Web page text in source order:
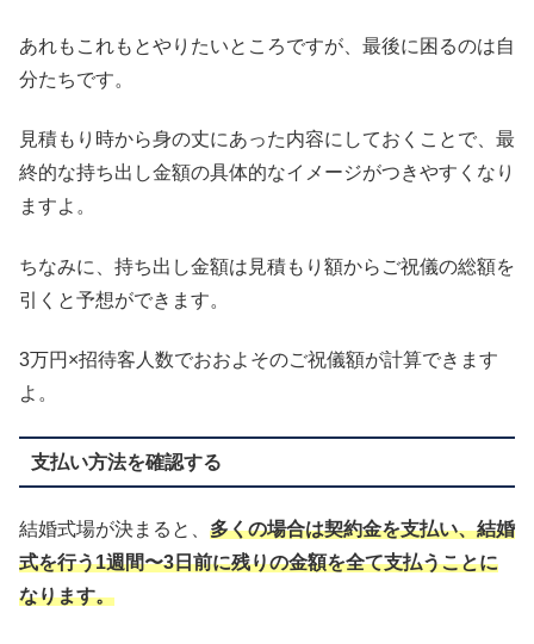
あれもこれもとやりたいところですが、最後に困るのは自
分たちです。
見積もり時から身の丈にあった内容にしておくことで、最
終的な持ち出し金額の具体的なイメージがつきやすくなり
ますよ。
ちなみに、持ち出し金額は見積もり額からご祝儀の総額を
引くと予想ができます。
3万円×招待客人数でおおよそのご祝儀額が計算できます
よ。
支払い方法を確認する
結婚式場が決まると、 多くの場合は契約金を支払い、結婚
式を行う1週間〜3日前に残りの金額を全て支払うことに
なります。